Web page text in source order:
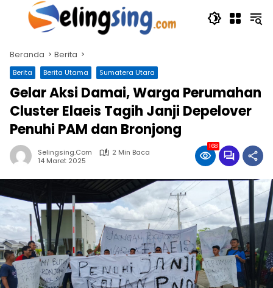
Langsung
Beranda Berita
Berita Berita Utama Sumatera Utara
Gelar Aksi Damai, Warga Perumahan
Cluster Elaeis Tagih Janji Depelover
Penuhi PAM dan Bronjong
Selingsing.com
2 Min Baca
14 Maret 2025
168